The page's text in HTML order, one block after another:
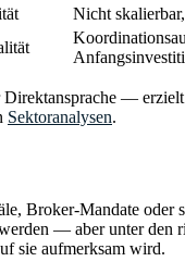
Nicht
—
Sektoranalysen.
Mandate oder
— aber unter
sie aufmerksam wird.